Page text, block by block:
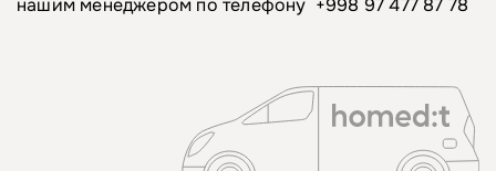
нашим менеджером по телефону +998 97 477 87 78